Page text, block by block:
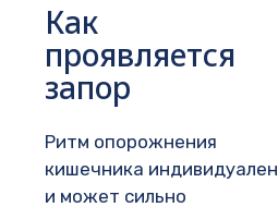
Как
проявляется
запор
Ритм опорожнения
кишечника индивидуален
и может сильно